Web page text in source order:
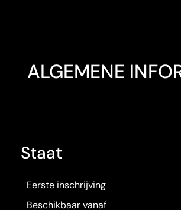
ALGEMENE
Staat
Eerste inschrijving
Beschikbaar vanaf